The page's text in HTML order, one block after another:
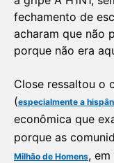
fechamento de
acharam que não
porque não era
Close ressaltou o
(especialmente a
econômica que
porque as
Milhão de Homens,